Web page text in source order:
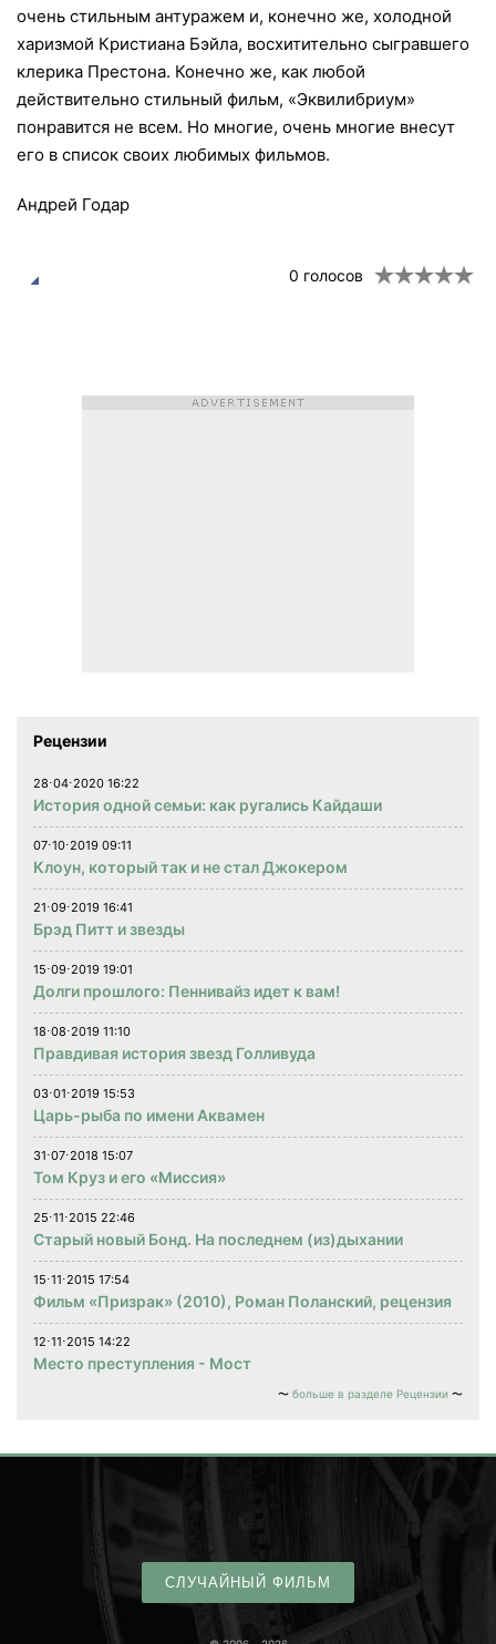
очень стильным антуражем и, конечно же, холодной
харизмой Кристиана Бэйла, восхитительно сыгравшего
клерика Престона. Конечно же, как любой
действительно стильный фильм, «Эквилибриум»
понравится не всем. Но многие, очень многие внесут
его в список своих любимых фильмов.
Андрей Годар
0 голосов
Рецензии
28⋅04⋅2020 16:22
История одной семьи: как ругались Кайдаши
07⋅10⋅2019 09:11
Клоун, который так и не стал Джокером
21⋅09⋅2019 16:41
Брэд Питт и звезды
15⋅09⋅2019 19:01
Долги прошлого: Пеннивайз идет к вам!
18⋅08⋅2019 11:10
Правдивая история звезд Голливуда
03⋅01⋅2019 15:53
Царь-рыба по имени Аквамен
31⋅07⋅2018 15:07
Том Круз и его «Миссия»
25⋅11⋅2015 22:46
Старый новый Бонд. На последнем (из)дыхании
15⋅11⋅2015 17:54
Фильм «Призрак» (2010), Роман Поланский, рецензия
12⋅11⋅2015 14:22
Место преступления - Мост
больше в разделе Рецензии
СЛУЧАЙНЫЙ ФИЛЬМ